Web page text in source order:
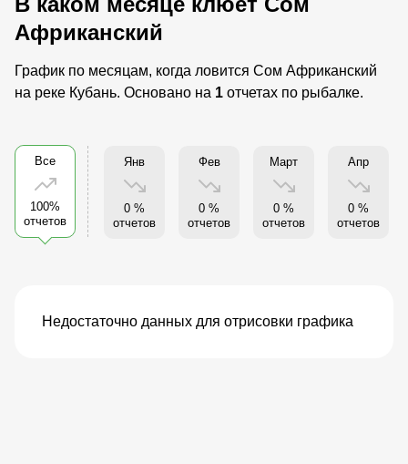
Африканский
График по месяцам, когда ловится Сом Африканский
на реке Кубань. Основано на 1 отчетах по рыбалке.
Все
100%
отчетов
Янв
0 %
отчетов
Фев
0 %
отчетов
Март
0 %
отчетов
Апр
0 %
отчетов
Недостаточно данных для отрисовки графика